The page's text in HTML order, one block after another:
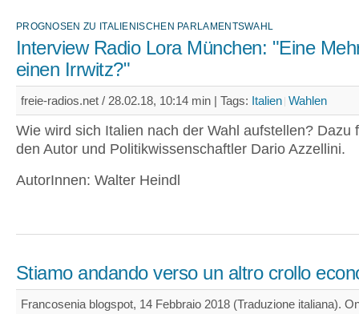
PROGNOSEN ZU ITALIENISCHEN PARLAMENTSWAHL
Interview Radio Lora München: "Eine
einen Irrwitz?"
freie-radios.net / 28.02.18, 10:14 min | Tags: Italien Wahlen
Wie wird sich Italien nach der Wahl aufstellen? Dazu
den Autor und Politikwissenschaftler Dario Azzellini.
AutorInnen: Walter Heindl
Stiamo andando verso un altro crollo
Francosenia blogspot, 14 Febbraio 2018 (Traduzione italiana).